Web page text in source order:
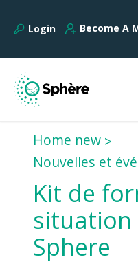
Login Become A
Home new
Nouvelles et
Kit de
situation
Sphere